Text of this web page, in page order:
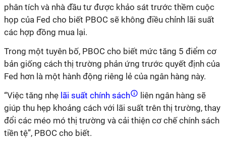
phân tích và nhà đầu tư được khảo sát trước thềm cuộc
họp của Fed cho biết PBOC sẽ không điều chỉnh lãi suất
các hợp đồng mua lại.
Trong một tuyên bố, PBOC cho biết mức tăng 5 điểm cơ
bản giống cách thị trường phản ứng trước quyết định của
Fed hơn là một hành động riêng lẻ của ngân hàng này.
“Việc tăng nhẹ lãi suất chính sách
liên ngân hàng sẽ
giúp thu hẹp khoảng cách với lãi suất trên thị trường, thay
đổi các méo mó thị trường và cải thiện cơ chế chính sách
tiền tệ”, PBOC cho biết.